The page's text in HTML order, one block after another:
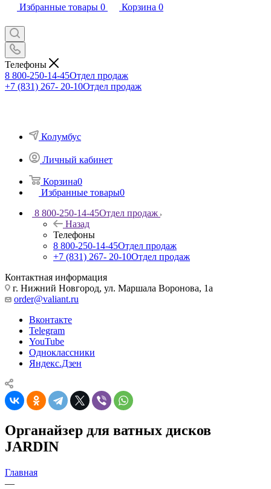
Избранные товары 0 Корзина 0
Телефоны
8 800-250-14-45Отдел продаж
+7 (831) 267- 20-10Отдел продаж
Колумбус
Личный кабинет
Корзина0
Избранные товары0
8 800-250-14-45Отдел продаж
Назад
Телефоны
8 800-250-14-45Отдел продаж
+7 (831) 267- 20-10Отдел продаж
Контактная информация
г. Нижний Новгород, ул. Маршала Воронова, 1а
order@valiant.ru
Вконтакте
Telegram
YouTube
Одноклассники
Яндекс.Дзен
Органайзер для ватных дисков
JARDIN
Главная
—